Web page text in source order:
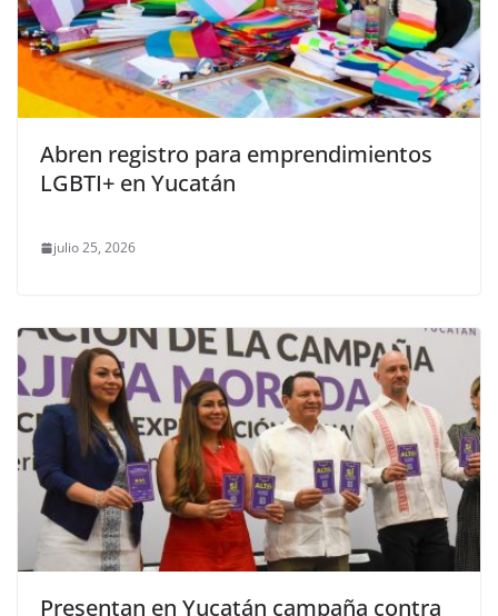
Abren registro para emprendimientos
LGBTI+ en Yucatán
julio 25, 2026
Presentan en Yucatán campaña contra